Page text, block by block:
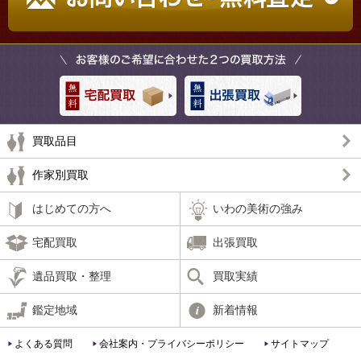
買取品目
作家別買取
はじめての方へ いわの美術の強み
宅配買取 出張買取
遺品買取・整理 買取実績
鑑定地域 新着情報
よくある質問 会社案内・プライバシーポリシー サイトマップ